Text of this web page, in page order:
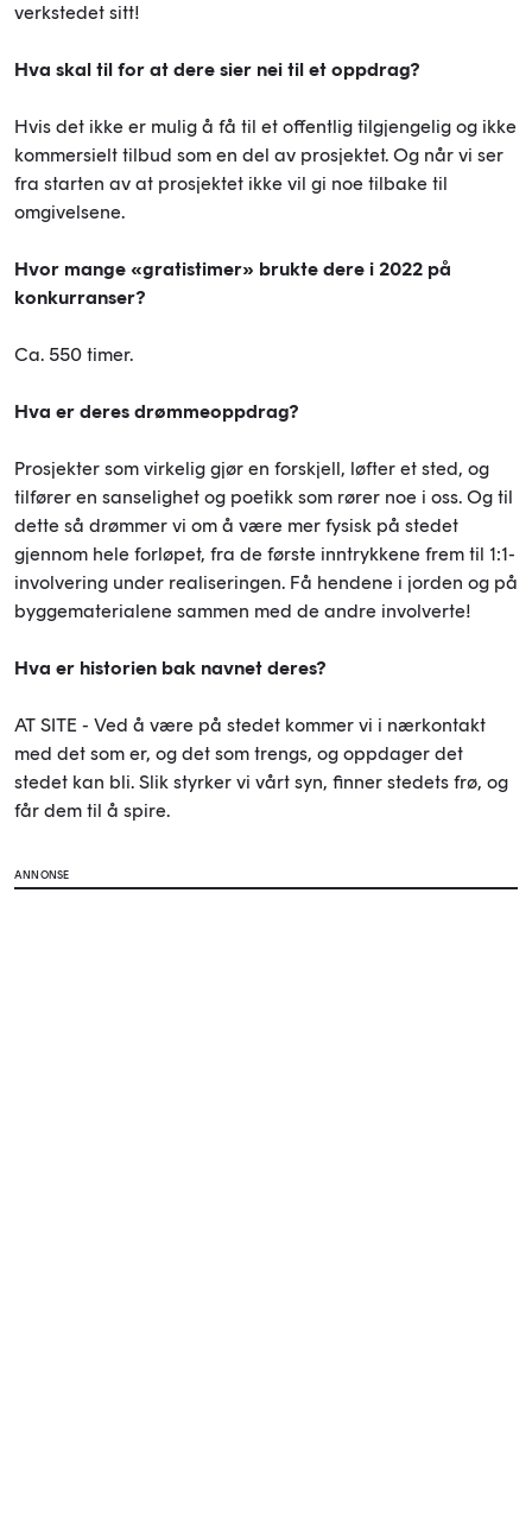
verkstedet sitt!
Hva skal til for at dere sier nei til et oppdrag?
Hvis det ikke er mulig å få til et offentlig tilgjengelig og ikke
kommersielt tilbud som en del av prosjektet. Og når vi ser
fra starten av at prosjektet ikke vil gi noe tilbake til
omgivelsene.
Hvor mange «gratistimer» brukte dere i 2022 på
konkurranser?
Ca. 550 timer.
Hva er deres drømmeoppdrag?
Prosjekter som virkelig gjør en forskjell, løfter et sted, og
tilfører en sanselighet og poetikk som rører noe i oss. Og til
dette så drømmer vi om å være mer fysisk på stedet
gjennom hele forløpet, fra de første inntrykkene frem til 1:1-
involvering under realiseringen. Få hendene i jorden og på
byggematerialene sammen med de andre involverte!
Hva er historien bak navnet deres?
AT SITE - Ved å være på stedet kommer vi i nærkontakt
med det som er, og det som trengs, og oppdager det
stedet kan bli. Slik styrker vi vårt syn, finner stedets frø, og
får dem til å spire.
ANNONSE